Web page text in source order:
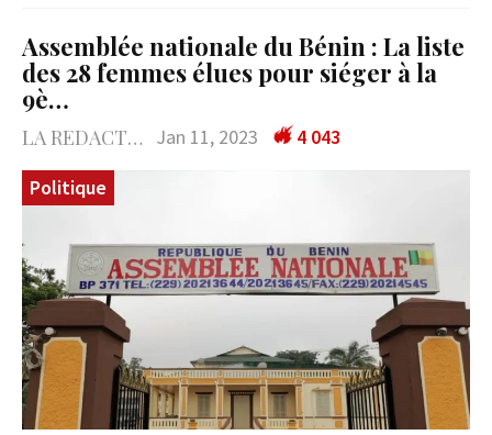
Assemblée nationale du Bénin : La liste
des 28 femmes élues pour siéger à la
9è…
LA REDACTION Jan 11, 2023
4 043
Politique